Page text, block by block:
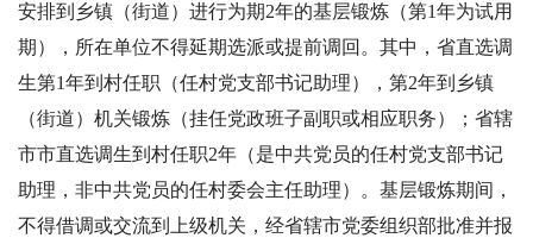
安排到乡镇（街道）进行为期2年的基层锻炼（第1年为试用
期），所在单位不得延期选派或提前调回。其中，省直选调
生第1年到村任职（任村党支部书记助理），第2年到乡镇
（街道）机关锻炼（挂任党政班子副职或相应职务）；省辖
市市直选调生到村任职2年（是中共党员的任村党支部书记
助理，非中共党员的任村委会主任助理）。基层锻炼期间，
不得借调或交流到上级机关，经省辖市党委组织部批准并报